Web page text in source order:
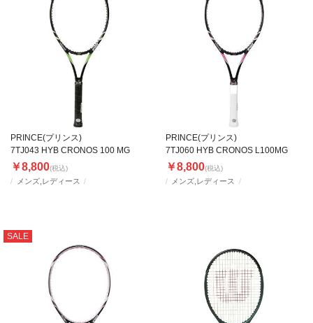
メンズ,レディース
PRINCE(プリンス)
7TJ043 HYB CRONOS 100 MG
￥8,800(税込)
メンズ,レディース
PRINCE(プリンス)
7TJ060 HYB CRONOS L100MG
￥8,800(税込)
SALE